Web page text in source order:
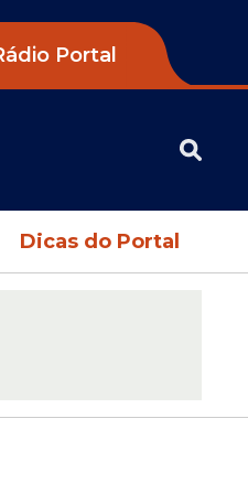
Portal
Dicas do Portal